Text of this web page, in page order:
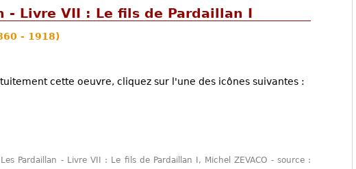
- Livre VII : Le fils de Pardaillan I
- 1918)
cette oeuvre, cliquez sur l'une des icônes suivantes :
Pardaillan - Livre VII : Le fils de Pardaillan I, Michel ZEVACO - source :